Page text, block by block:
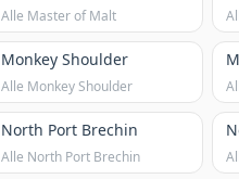
Alle Master of Malt
Monkey Shoulder
Alle Monkey Shoulder
North Port Brechin
Alle North Port Brechin